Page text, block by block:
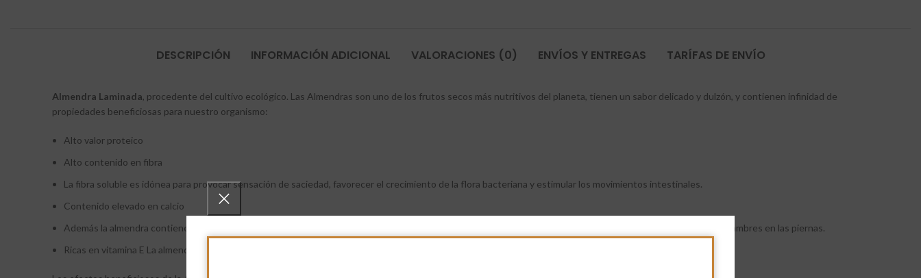
DESCRIPCIÓN INFORMACIÓN ADICIONAL VALORACIONES (0) ENVÍOS Y ENTREGAS TARÍFAS DE ENVÍO
Almendra Laminada, procedente del cultivo ecológico. Las Almendras son uno de los frutos secos más nutritivos del planeta, tienen un sabor delicado y dulzón, y contienen infinidad de
propiedades beneficiosas para nuestro organismo:
Alto valor proteico
Alto contenido en fibra
La fibra soluble es idónea para provocar sensación de saciedad, favorecer el crecimiento de la flora bacteriana y estimular los movimientos intestinales.
Contenido elevado en calcio
Además la almendra contiene también otro mineral valioso para los huesos, el magnesio, que facilita la fijación del calcio en el esqueleto y también evita los calambres en las piernas.
Ricas en vitamina E La almendra contiene un antioxidante muy potente, con efecto antienvejecimiento y también reductor del colesterol.